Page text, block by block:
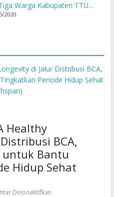
Warga Kabupaten TTU...
2020
Healthy
BCA,
untuk Bantu
Hidup Sehat
Dinonaktifkan